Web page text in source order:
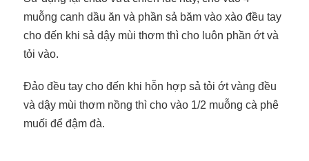
muỗng canh dầu ăn và phần sả băm vào xào đều tay
cho đến khi sả dậy mùi thơm thì cho luôn phần ớt và
tỏi vào.
Đảo đều tay cho đến khi hỗn hợp sả tỏi ớt vàng đều
và dậy mùi thơm nồng thì cho vào 1/2 muỗng cà phê
muối để đậm đà.